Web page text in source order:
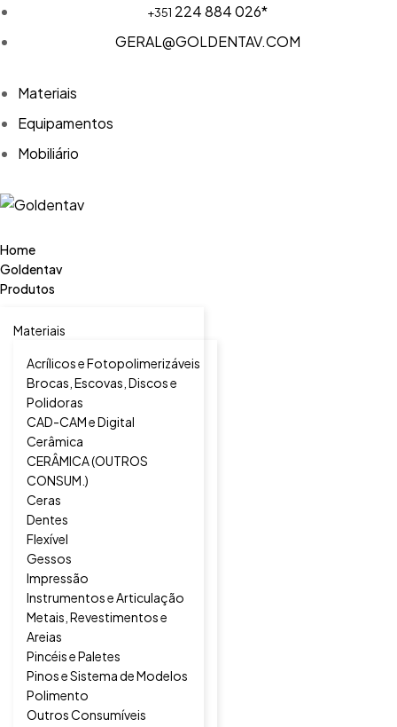
+351 224 884 026*
GERAL@GOLDENTAV.COM
Materiais
Equipamentos
Mobiliário
Home
Goldentav
Produtos
Materiais
Acrílicos e Fotopolimerizáveis
Brocas, Escovas, Discos e
Polidoras
CAD-CAM e Digital
Cerâmica
CERÂMICA (OUTROS
CONSUM.)
Ceras
Dentes
Flexível
Gessos
Impressão
Instrumentos e Articulação
Metais, Revestimentos e
Areias
Pincéis e Paletes
Pinos e Sistema de Modelos
Polimento
Outros Consumíveis